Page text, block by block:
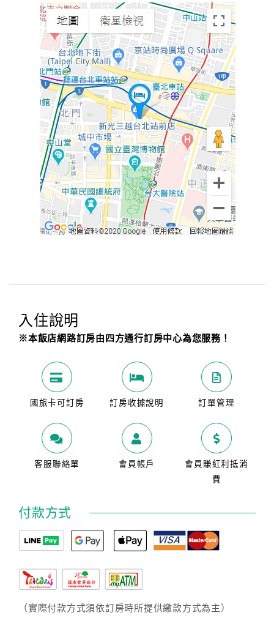
入住說明
※本飯店網路訂房由四方通行訂房中心為您服務！
國旅卡可訂房 訂房收據說明 訂單管理
客服聯絡單 會員帳戶
會員賺紅利抵消
費
付款方式
（實際付款方式須依訂房時所提供繳款方式為主）